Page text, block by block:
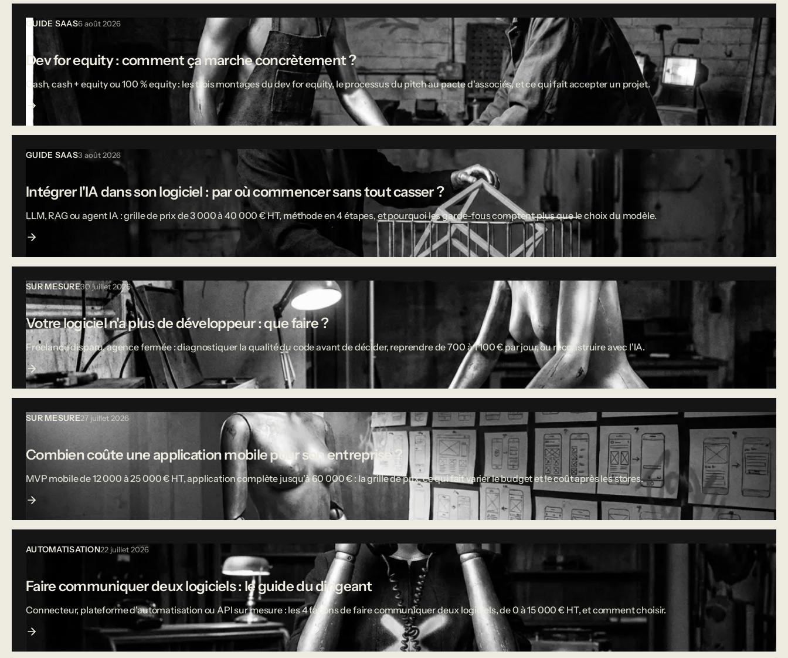
GUIDE SAAS6 août 2026
Dev for equity : comment ça marche concrètement ?
Cash, cash + equity ou 100 % equity : les trois montages du dev for equity, le processus du pitch au pacte d'associés, et ce qui fait accepter un projet.
GUIDE SAAS3 août 2026
Intégrer l'IA dans son logiciel : par où commencer sans tout casser ?
LLM, RAG ou agent IA : grille de prix de 3 000 à 40 000 € HT, méthode en 4 étapes, et pourquoi les garde-fous comptent plus que le choix du modèle.
SUR MESURE30 juillet 2026
Votre logiciel n'a plus de développeur : que faire ?
Freelance disparu, agence fermée : diagnostiquer la qualité du code avant de décider, reprendre de 700 à 1 100 € par jour, ou reconstruire avec l'IA.
SUR MESURE27 juillet 2026
Combien coûte une application mobile pour son entreprise ?
MVP mobile de 12 000 à 25 000 € HT, application complète jusqu'à 60 000 € : la grille de prix, ce qui fait varier le budget et le coût après les stores.
AUTOMATISATION22 juillet 2026
Faire communiquer deux logiciels : le guide du dirigeant
Connecteur, plateforme d'automatisation ou API sur mesure : les 4 façons de faire communiquer deux logiciels, de 0 à 15 000 € HT, et comment choisir.